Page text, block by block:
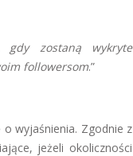
gdy zostaną wykryte
followersom.”
wyjaśnienia. Zgodnie z
jeżeli okoliczności